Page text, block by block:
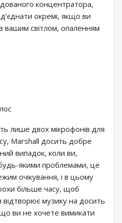
концентратора,
окремі, якщо ви
вашим світлом, опаленням
лише двох мікрофонів для
Marshall досить добре
випадок, коли ви,
якими проблемами, це
очікування, і в цьому
більше часу, щоб
відтворює музику на досить
ви не хочете вимикати